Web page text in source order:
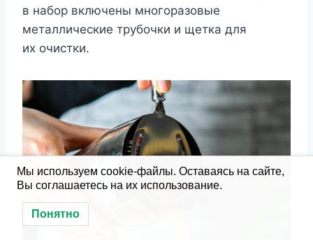
в набор включены многоразовые
металлические трубочки и щетка для
их очистки.
Мы используем cookie-файлы. Оставаясь на сайте,
Вы соглашаетесь на их использование.
Понятно